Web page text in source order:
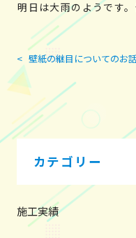
明日は大雨のようです
投
稿
ナ
ビ
ゲ
ー
ン
< 壁紙の継目についてのお話
カテゴリー
施工実績